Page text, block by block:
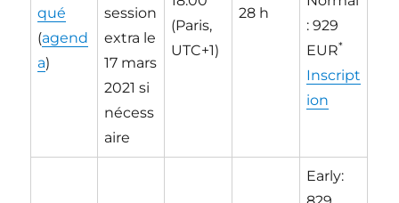
qué
(agend
a)
session
extra le
17 mars
2021 si
nécess
aire
(Paris,
UTC+1)
28 h
: 929
EUR*
Inscript
ion
Early: